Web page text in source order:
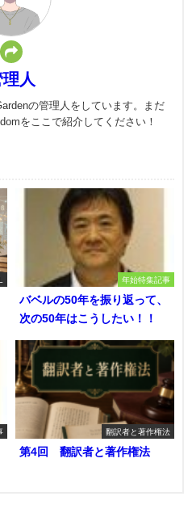
人
の管理人をしています。まだ
をここで紹介してください！
年始特集記事
バベルの50年を振り返って、
次の50年はこうしたい！！
翻訳者と著作権法
第4回 翻訳者と著作権法